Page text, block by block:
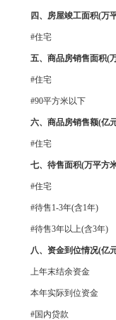
四、房屋竣工面积(万
#住宅
五、商品房销售面积(
#住宅
#90平方米以下
六、商品房销售额(亿
#住宅
七、待售面积(万平方
#住宅
#待售1-3年(含1年)
#待售3年以上(含3年)
八、资金到位情况(亿
上年末结余资金
本年实际到位资金
#国内贷款